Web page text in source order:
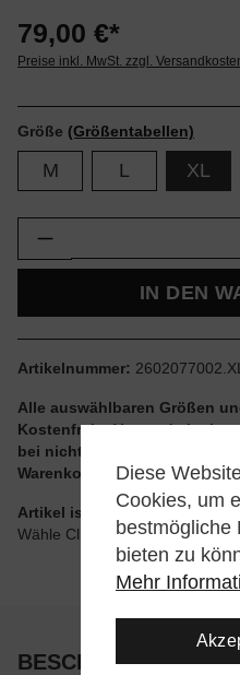
79,00 €*
Preise inkl. MwSt. zzgl.
Größe (Größentabellen)
M L XL
Produkt Anzahl:
IN DEN
Artikelnummer: 2602077002.XL
Alle auswählbaren Größen
Kostenfreier Versand ab
bei nicht reduzierten
Warenkorb
Artikel ist wie angegeben im
Wähle Click & Collect beim
BESCHREIBUNG
Diese
Cookies, um
bestmögliche
bieten zu
Mehr